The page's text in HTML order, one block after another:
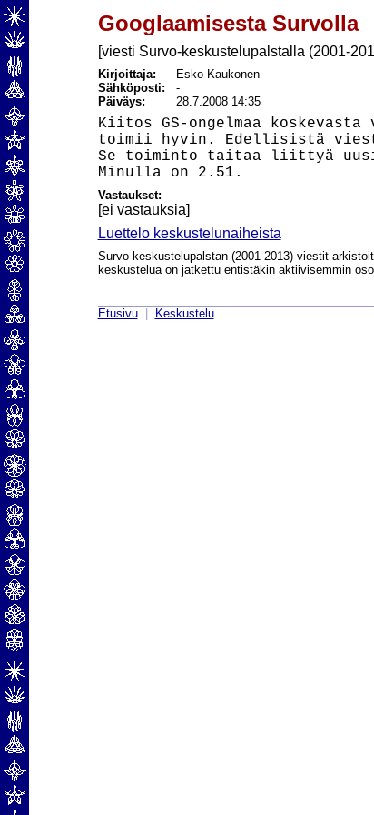
Googlaamisesta Survolla
[viesti Survo-keskustelupalstalla (2001-
Kirjoittaja:
Esko Kaukonen
Sähköposti: -
Päiväys:
28.7.2008 14:35
Kiitos GS-ongelmaa
toimii hyvin. Edellisistä
Se toiminto taitaa liittyä
Vastaukset:
[ei vastauksia]
Luettelo keskustelunaiheista
Survo-keskustelupalstan (2001-2013) viestit
keskustelua on jatkettu entistäkin aktiivisemmin
Etusivu| Keskustelu